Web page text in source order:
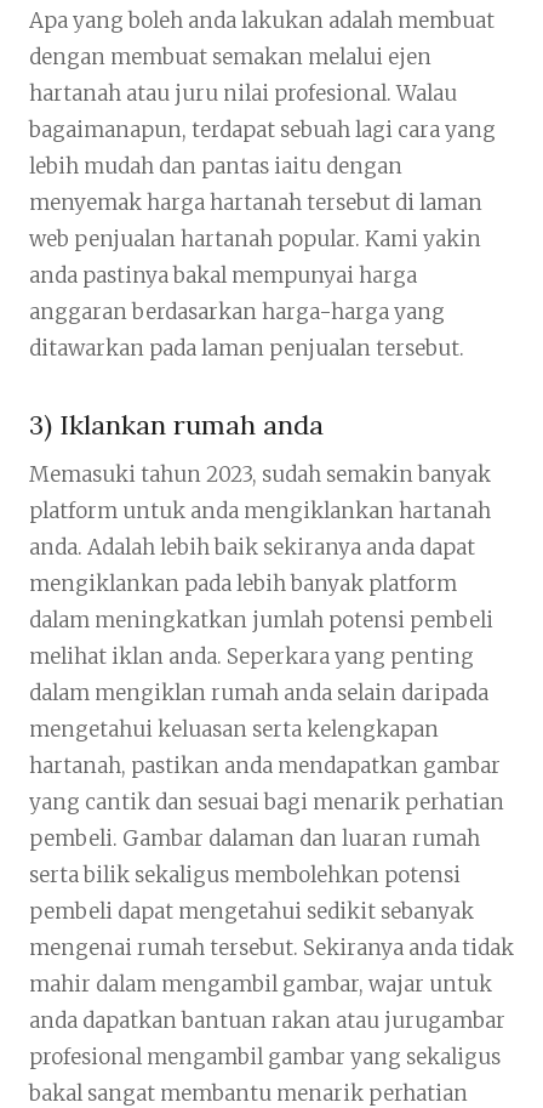
Apa yang boleh anda lakukan adalah membuat
dengan membuat semakan melalui ejen
hartanah atau juru nilai profesional. Walau
bagaimanapun, terdapat sebuah lagi cara yang
lebih mudah dan pantas iaitu dengan
menyemak harga hartanah tersebut di laman
web penjualan hartanah popular. Kami yakin
anda pastinya bakal mempunyai harga
anggaran berdasarkan harga-harga yang
ditawarkan pada laman penjualan tersebut.
3) Iklankan rumah anda
Memasuki tahun 2023, sudah semakin banyak
platform untuk anda mengiklankan hartanah
anda. Adalah lebih baik sekiranya anda dapat
mengiklankan pada lebih banyak platform
dalam meningkatkan jumlah potensi pembeli
melihat iklan anda. Seperkara yang penting
dalam mengiklan rumah anda selain daripada
mengetahui keluasan serta kelengkapan
hartanah, pastikan anda mendapatkan gambar
yang cantik dan sesuai bagi menarik perhatian
pembeli. Gambar dalaman dan luaran rumah
serta bilik sekaligus membolehkan potensi
pembeli dapat mengetahui sedikit sebanyak
mengenai rumah tersebut. Sekiranya anda tidak
mahir dalam mengambil gambar, wajar untuk
anda dapatkan bantuan rakan atau jurugambar
profesional mengambil gambar yang sekaligus
bakal sangat membantu menarik perhatian